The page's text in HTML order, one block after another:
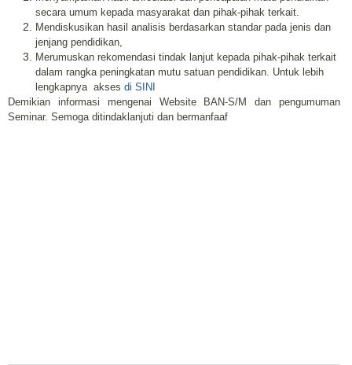
secara umum kepada masyarakat dan pihak-pihak terkait.
Mendiskusikan hasil analisis berdasarkan standar pada jenis dan
jenjang pendidikan,
Merumuskan rekomendasi tindak lanjut kepada pihak-pihak terkait
dalam rangka peningkatan mutu satuan pendidikan. Untuk lebih
lengkapnya akses di SINI
Demikian informasi mengenai Website BAN-S/M dan pengumuman
Seminar. Semoga ditindaklanjuti dan bermanfaaf